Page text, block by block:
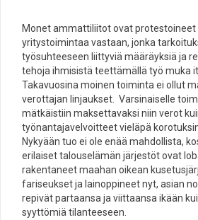
Monet ammattiliitot ovat protestoineet
yritystoimintaa vastaan, jonka
työsuhteeseen liittyviä määräyksiä ja
tehoja ihmisistä teettämällä työ muka
Takavuosina moinen toiminta ei ollut
verottajan linjaukset. Varsinaiselle
mätkäistiin maksettavaksi niin verot
työnantajavelvoitteet vieläpä
Nykyään tuo ei ole enää mahdollista,
erilaiset talouselämän järjestöt ovat
rakentaneet maahan oikean
fariseukset ja lainoppineet nyt, asian
repivät partaansa ja viittaansa ikään
syyttömiä tilanteeseen.